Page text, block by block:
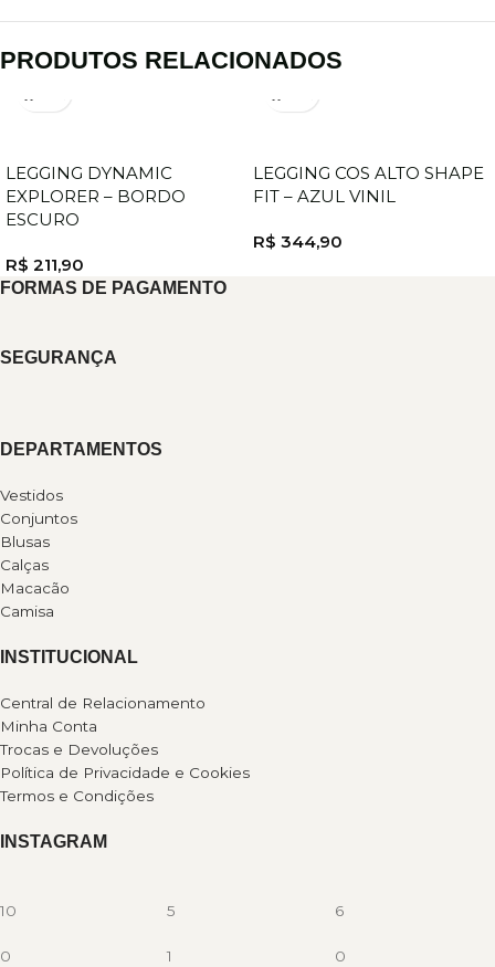
PRODUTOS RELACIONADOS
LEGGING DYNAMIC
EXPLORER – BORDO
ESCURO
R$ 211,90
LEGGING COS ALTO SHAPE
FIT – AZUL VINIL
R$ 344,90
FORMAS DE PAGAMENTO
SEGURANÇA
DEPARTAMENTOS
Vestidos
Conjuntos
Blusas
Calças
Macacão
Camisa
INSTITUCIONAL
Central de Relacionamento
Minha Conta
Trocas e Devoluções
Política de Privacidade e Cookies
Termos e Condições
INSTAGRAM
10
0
5
1
6
0